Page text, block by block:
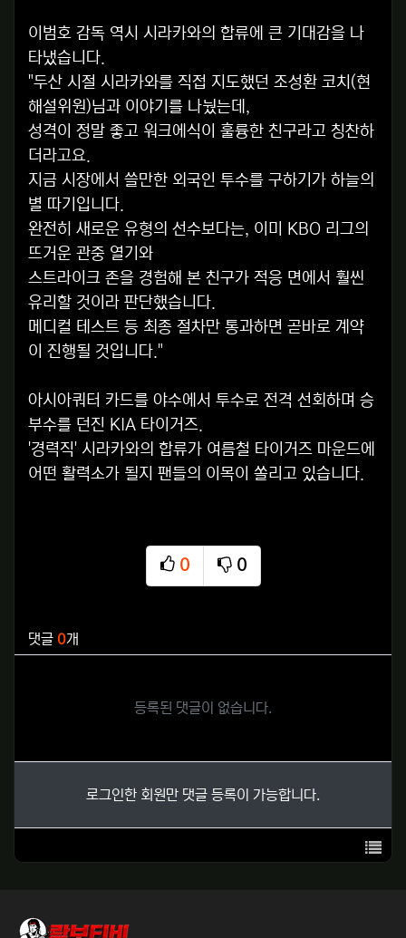
이범호 감독 역시 시라카와의 합류에 큰 기대감을 나
타냈습니다.
"두산 시절 시라카와를 직접 지도했던 조성환 코치(현
해설위원)님과 이야기를 나눴는데,
성격이 정말 좋고 워크에식이 훌륭한 친구라고 칭찬하
더라고요.
지금 시장에서 쓸만한 외국인 투수를 구하기가 하늘의
별 따기입니다.
완전히 새로운 유형의 선수보다는, 이미 KBO 리그의
뜨거운 관중 열기와
스트라이크 존을 경험해 본 친구가 적응 면에서 훨씬
유리할 것이라 판단했습니다.
메디컬 테스트 등 최종 절차만 통과하면 곧바로 계약
이 진행될 것입니다."
아시아쿼터 카드를 야수에서 투수로 전격 선회하며 승
부수를 던진 KIA 타이거즈.
'경력직' 시라카와의 합류가 여름철 타이거즈 마운드에
어떤 활력소가 될지 팬들의 이목이 쏠리고 있습니다.
0
추천
0
비추천
댓글 0개
등록된 댓글이 없습니다.
로그인한 회원만 댓글 등록이 가능합니다.
목록